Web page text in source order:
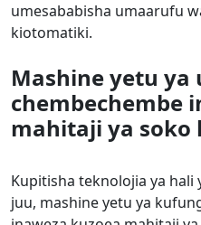
umesababisha umaarufu
kiotomatiki.
Mashine yetu ya
chembechembe
mahitaji ya soko
Kupitisha teknolojia ya hali
juu, mashine yetu ya